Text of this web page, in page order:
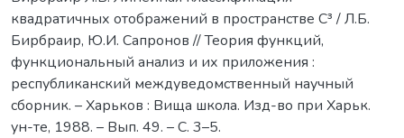
квадратичных отображений в пространстве C³ / Л.Б.
Бирбраир, Ю.И. Сапронов // Теория функций,
функциональный анализ и их приложения :
республиканский междуведомственный научный
сборник. – Харьков : Вища школа. Изд-во при Харьк.
ун-те, 1988. – Вып. 49. – С. 3–5.